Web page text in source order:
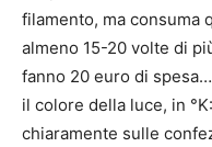
filamento, ma consuma
almeno 15-20 volte di
fanno 20 euro di
il colore della luce, in
chiaramente sulle